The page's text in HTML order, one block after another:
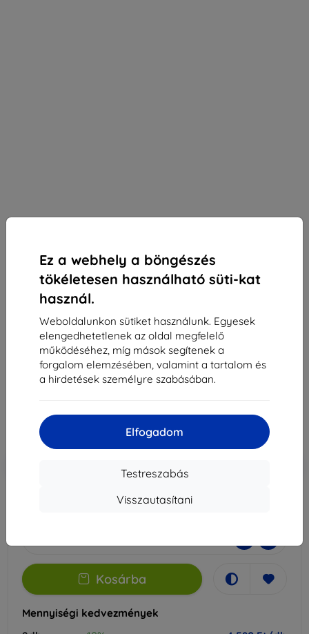
Ez a webhely a böngészés
tökéletesen használható süti-kat
használ.
Weboldalunkon sütiket használunk. Egyesek
elengedhetetlenek az oldal megfelelő
működéséhez, míg mások segítenek a
forgalom elemzésében, valamint a tartalom és
a hirdetések személyre szabásában.
Elfogadom
Testreszabás
Visszautasítani
3mk Silky Matt Privacy védőfólia Redmi Note 13
Pro 4G-hez
Alkalmas: Xiaomi Redmi Note 13 Pro
5 089 Ft
4 580 Ft
Ár ÁFA nelkül
Kosárba
Mennyiségi kedvezmények